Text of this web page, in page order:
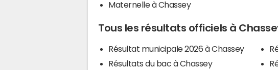
Maternelle à Chassey
Tous les résultats officiels à
Résultat municipale 2026 à Chassey
Résultats du bac à Chassey